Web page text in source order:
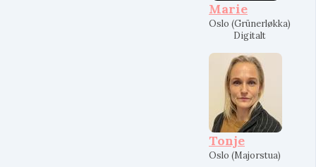
Marie
Oslo (Grünerløkka)
Digitalt
Tonje
Oslo (Majorstua)